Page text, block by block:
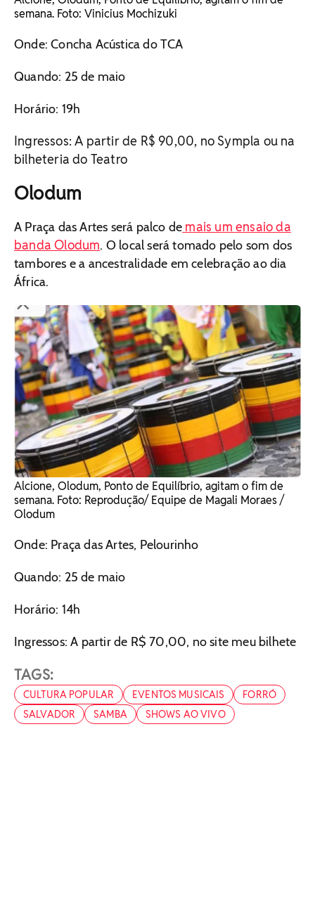
semana. Foto: Vinicius Mochizuki
Onde: Concha Acústica do TCA
Quando: 25 de maio
Horário: 19h
Ingressos: A partir de R$ 90,00, no Sympla ou na
bilheteria do Teatro
Olodum
A Praça das Artes será palco de mais um ensaio da
banda Olodum. O local será tomado pelo som dos
tambores e a ancestralidade em celebração ao dia
África.
Alcione, Olodum, Ponto de Equilíbrio, agitam o fim de
semana. Foto: Reprodução/ Equipe de Magali Moraes /
Olodum
Onde: Praça das Artes, Pelourinho
Quando: 25 de maio
Horário: 14h
Ingressos: A partir de R$ 70,00, no site meu bilhete
TAGS:
CULTURA POPULAR EVENTOS MUSICAIS
FORRÓ
SALVADOR
SAMBA SHOWS AO VIVO